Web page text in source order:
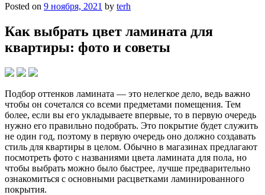
Posted on 9 ноября, 2021 by terh
Как выбрать цвет ламината для
квартиры: фото и советы
Подбор оттенков ламината — это нелегкое дело, ведь важно
чтобы он сочетался со всеми предметами помещения. Тем
более, если вы его укладываете впервые, то в первую очередь
нужно его правильно подобрать. Это покрытие будет служить
не один год, поэтому в первую очередь оно должно создавать
стиль для квартиры в целом. Обычно в магазинах предлагают
посмотреть фото с названиями цвета ламината для пола, но
чтобы выбрать можно было быстрее, лучше предварительно
ознакомиться с основными расцветками ламинированного
покрытия.